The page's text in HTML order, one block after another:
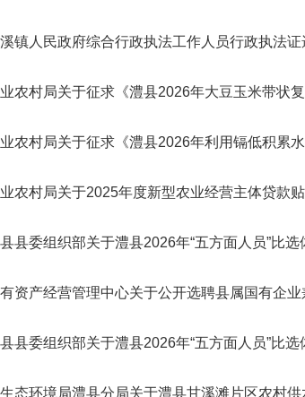
镇人民政府综合行政执法工作人员行政执法证
农村局关于征求《澧县2026年大豆玉米带状
农村局关于征求《澧县2026年利用镉低积累
农村局关于2025年度新型农业经营主体贷款
县委组织部关于澧县2026年“五方面人员”比
资产经营管理中心关于公开选聘县属国有企
县委组织部关于澧县2026年“五方面人员”比选
态环境局澧县分局关于澧县甘溪滩片区农村